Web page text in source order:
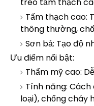
Tấm thạch cao:
thông thường,
Sơn bả: Tạo độ
Ưu điểm nổi bật:
Thẩm mỹ cao:
Tính năng:
loại), chống cháy